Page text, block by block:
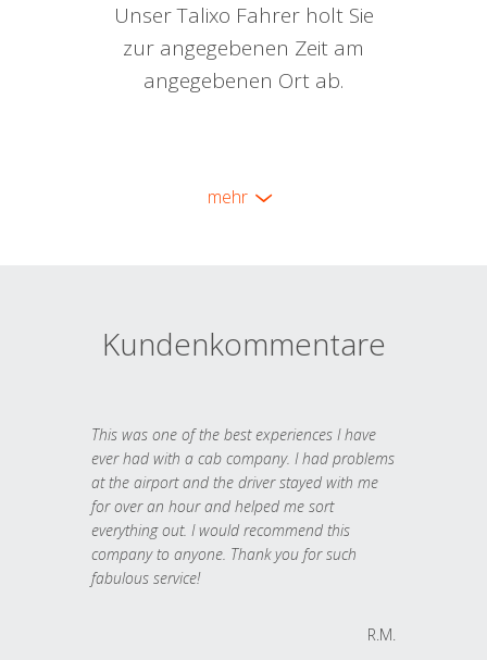
Unser Talixo Fahrer holt Sie
zur angegebenen Zeit am
angegebenen Ort ab.
mehr
Kundenkommentare
This was one of the best experiences I have
ever had with a cab company. I had problems
at the airport and the driver stayed with me
for over an hour and helped me sort
everything out. I would recommend this
company to anyone. Thank you for such
fabulous service!
R.M.